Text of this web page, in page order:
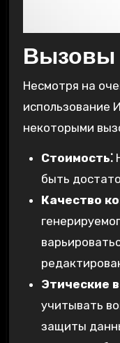
Вызовы
Несмотря на
использование
некоторыми
Стоимость⁚
быть
Качество
Этические
учитывать
защиты